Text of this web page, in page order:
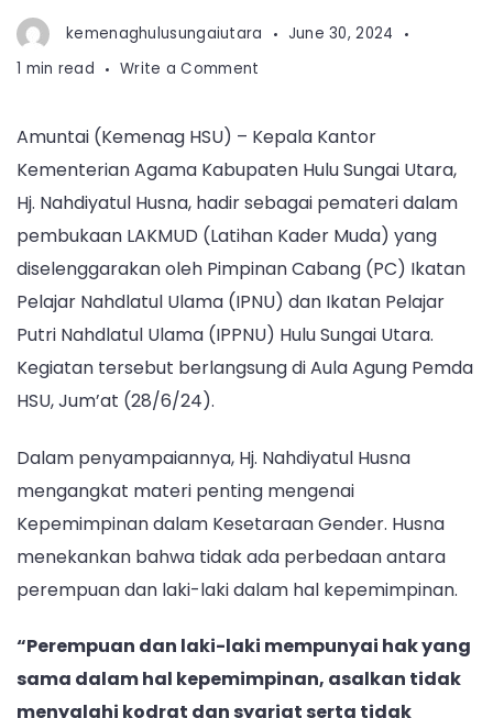
kemenaghulusungaiutara
June 30, 2024
1 min read
Write a Comment
pada
Pembukaan
Lakmud
PC
dan
IPPNU
HSU,
Kakankemenag
HSU
dan
Laki-
laki
Hak
Yang
Dalam
Hal
Kepemimpinan
Amuntai (Kemenag HSU) – Kepala Kantor
Kementerian Agama Kabupaten Hulu Sungai Utara,
Hj. Nahdiyatul Husna, hadir sebagai pemateri dalam
pembukaan LAKMUD (Latihan Kader Muda) yang
diselenggarakan oleh Pimpinan Cabang (PC) Ikatan
Pelajar Nahdlatul Ulama (IPNU) dan Ikatan Pelajar
Putri Nahdlatul Ulama (IPPNU) Hulu Sungai Utara.
Kegiatan tersebut berlangsung di Aula Agung Pemda
HSU, Jum’at (28/6/24).
Dalam penyampaiannya, Hj. Nahdiyatul Husna
mengangkat materi penting mengenai
Kepemimpinan dalam Kesetaraan Gender. Husna
menekankan bahwa tidak ada perbedaan antara
perempuan dan laki-laki dalam hal kepemimpinan.
“Perempuan dan laki-laki mempunyai hak yang
sama dalam hal kepemimpinan, asalkan tidak
menyalahi kodrat dan syariat serta tidak